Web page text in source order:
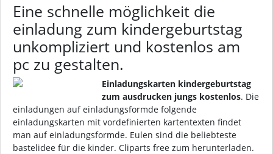
Eine schnelle möglichkeit die
einladung zum kindergeburtstag
unkompliziert und kostenlos am
pc zu gestalten.
Einladungskarten kindergeburtstag
zum ausdrucken jungs kostenlos. Die
einladungen auf einladungsformde folgende
einladungskarten mit vordefinierten kartentexten findet
man auf einladungsformde. Eulen sind die beliebteste
bastelidee für die kinder. Cliparts free zum herunterladen.